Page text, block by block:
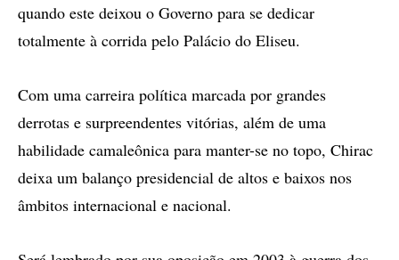
quando este deixou o Governo para se dedicar
totalmente à corrida pelo Palácio do Eliseu.
Com uma carreira política marcada por grandes
derrotas e surpreendentes vitórias, além de uma
habilidade camaleônica para manter-se no topo, Chirac
deixa um balanço presidencial de altos e baixos nos
âmbitos internacional e nacional.